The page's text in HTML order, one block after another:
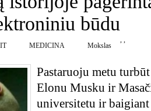
būdu
IT
,
MEDICINA
,
Mokslas
Pastaruoju metu
Elonu Musku ir
universitetu ir